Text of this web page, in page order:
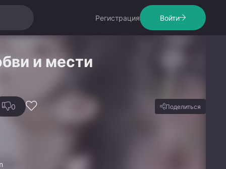
Регистрация Войти
и мести
0 Поделиться